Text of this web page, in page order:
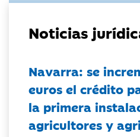
Noticias
Navarra: se
euros el crédito
la primera
agricultores y